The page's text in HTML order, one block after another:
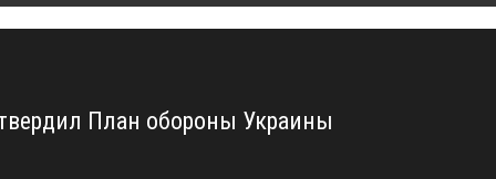
План обороны Украины